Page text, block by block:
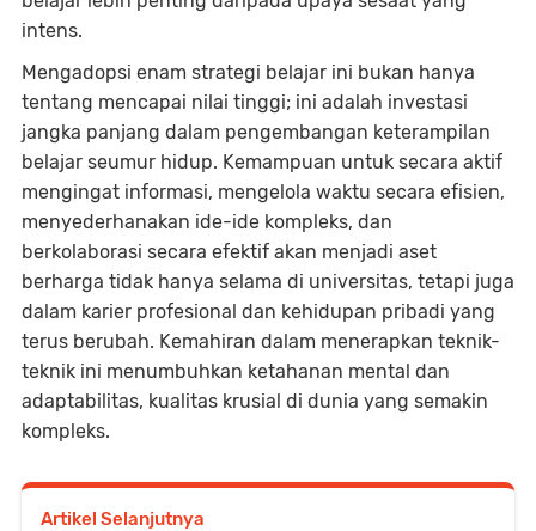
intens.
Mengadopsi enam strategi belajar ini bukan hanya
tentang mencapai nilai tinggi; ini adalah investasi
jangka panjang dalam pengembangan keterampilan
belajar seumur hidup. Kemampuan untuk secara aktif
mengingat informasi, mengelola waktu secara efisien,
menyederhanakan ide-ide kompleks, dan
berkolaborasi secara efektif akan menjadi aset
berharga tidak hanya selama di universitas, tetapi juga
dalam karier profesional dan kehidupan pribadi yang
terus berubah. Kemahiran dalam menerapkan teknik-
teknik ini menumbuhkan ketahanan mental dan
adaptabilitas, kualitas krusial di dunia yang semakin
kompleks.
Artikel Selanjutnya